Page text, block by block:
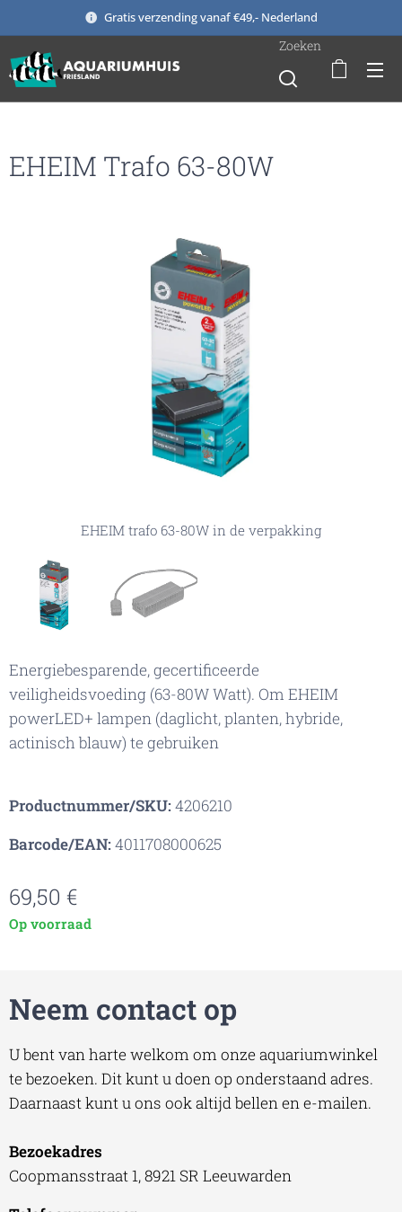
Gratis verzending vanaf €49,- Nederland
Zoeken
EHEIM Trafo 63-80W
EHEIM trafo 63-80W in de verpakking
EHEIM trafo 63-80W
Energiebesparende, gecertificeerde
veiligheidsvoeding (63-80W Watt). Om EHEIM
powerLED+ lampen (daglicht, planten, hybride,
actinisch blauw) te gebruiken
Productnummer/SKU:4206210
Barcode/EAN:4011708000625
69,50 €
Op voorraad
Neem contact op
U bent van harte welkom om onze aquariumwinkel
te bezoeken. Dit kunt u doen op onderstaand adres.
Daarnaast kunt u ons ook altijd bellen en e-mailen.
Bezoekadres
Coopmansstraat 1, 8921 SR Leeuwarden